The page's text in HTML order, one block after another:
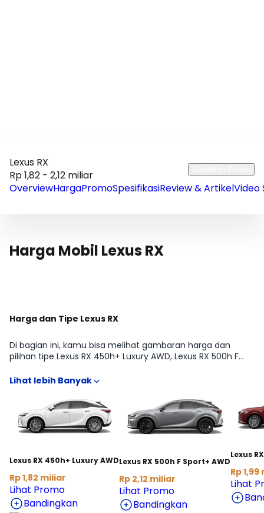
Lexus RX
Rp 1,82 - 2,12 miliar
OverviewHargaPromoSpesifikasiReview & ArtikelVideo
Harga Mobil Lexus RX
Harga dan Tipe Lexus RX
Di bagian ini, kamu bisa melihat gambaran harga dan
pilihan tipe Lexus RX 450h+ Luxury AWD, Lexus RX 500h F
mudah membandingkan fitur, transmisi, dan budget
yang biasanya dicari sebelum beli, mulai dari estimasi
harga terbaru hingga arahan ke detail kredit dan cicilan,
supaya kamu bisa menentukan varian yang paling pas
tanpa harus buka banyak sumber.
Lexus RX 450h+ Luxury AWD
Rp 1,82 miliar
Lihat Promo
Bandingkan
Lexus RX 500h F Sport+ AWD
Rp 2,12 miliar
Lihat Promo
Bandingkan
Lexus
Rp
Lihat